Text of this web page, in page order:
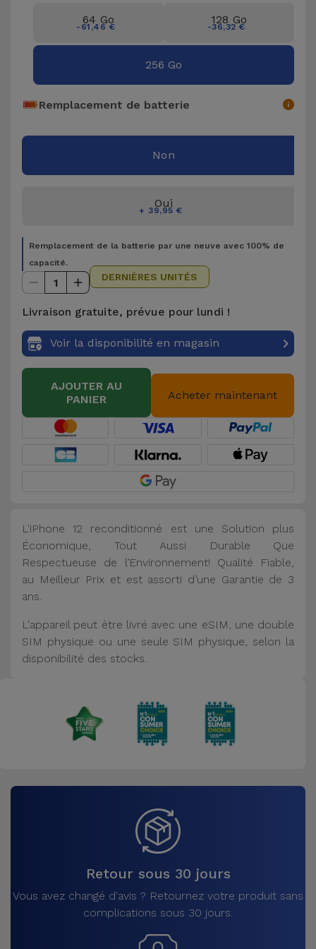
Mobilité,
Vélo
d'ordinateur
Accessoires
Kids
Voir
tout
64 Go
-61,46 €
128 Go
-36,32 €
256 Go
Remplacement de batterie
Non
Oui
+ 39,95 €
Remplacement de la batterie par une neuve avec 100% de
capacité.
1 DERNIÈRES UNITÉS
Livraison gratuite, prévue pour lundi !
Voir la disponibilité en magasin
AJOUTER AU
PANIER
Acheter maintenant
L'iPhone 12 reconditionné est une Solution plus
Économique, Tout Aussi Durable Que
Respectueuse de l’Environnement! Qualité Fiable,
au Meilleur Prix et est assorti d’une Garantie de 3
ans.
L'appareil peut être livré avec une eSIM, une double
SIM physique ou une seule SIM physique, selon la
disponibilité des stocks.
Retour sous 30 jours
Vous avez changé d'avis ? Retournez votre produit sans
complications sous 30 jours.